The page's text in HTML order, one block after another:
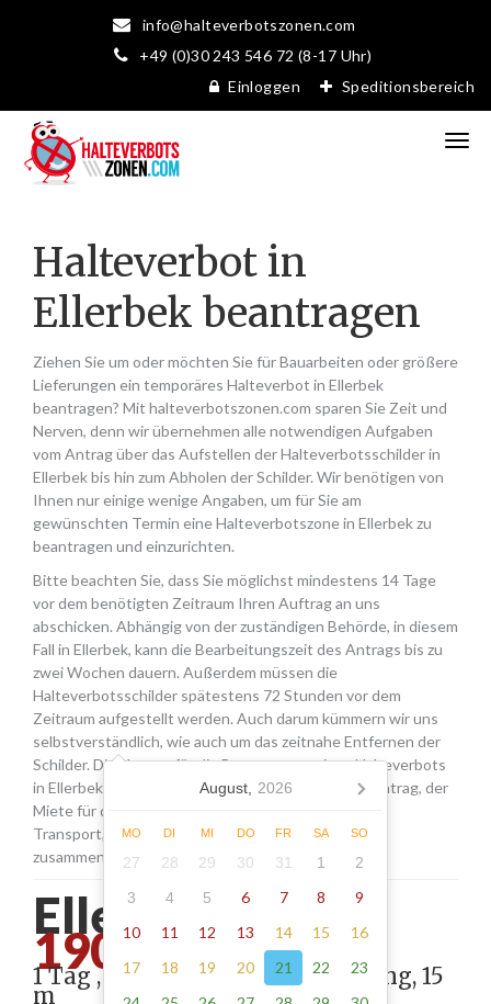
info@halteverbotszonen.com
+49 (0)30 243 546 72 (8-17 Uhr)
Einloggen
Speditionsbereich
Halteverbot in
Ellerbek beantragen
Ziehen Sie um oder möchten Sie für Bauarbeiten oder größere
Lieferungen ein temporäres Halteverbot in Ellerbek
beantragen? Mit halteverbotszonen.com sparen Sie Zeit und
Nerven, denn wir übernehmen alle notwendigen Aufgaben
vom Antrag über das Aufstellen der Halteverbotsschilder in
Ellerbek bis hin zum Abholen der Schilder. Wir benötigen von
Ihnen nur einige wenige Angaben, um für Sie am
gewünschten Termin eine Halteverbotszone in Ellerbek zu
beantragen und einzurichten.
Bitte beachten Sie, dass Sie möglichst mindestens 14 Tage
vor dem benötigten Zeitraum Ihren Auftrag an uns
abschicken. Abhängig von der zuständigen Behörde, in diesem
Fall in Ellerbek, kann die Bearbeitungszeit des Antrags bis zu
zwei Wochen dauern. Außerdem müssen die
Halteverbotsschilder spätestens 72 Stunden vor dem
Zeitraum aufgestellt werden. Auch darum kümmern wir uns
selbstverständlich, wie auch um das zeitnahe Entfernen der
Schilder. Die Kosten für die Beantragung eines Halteverbots
in Ellerbek setzen sich aus den Gebühren für den Antrag, der
Miete für die Schilder sowie einer Pauschale für den
Transport, das Aufstellen und Abholen der Schilder
zusammen.
Ellerbek -
190.00
1 Tag , Stellung gemäß Anordnung, 15
m
August, 2026
MO DI MI DO FR SA SO
27 28 29 30 31 1
2
3
4 5 6 7 8
9
10
11 12 13 14 15
16
17
18 19 20 21 22
23